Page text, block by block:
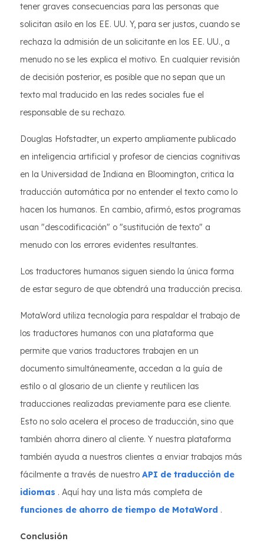
tener graves consecuencias para las personas que
solicitan asilo en los EE. UU. Y, para ser justos, cuando se
rechaza la admisión de un solicitante en los EE. UU., a
menudo no se les explica el motivo. En cualquier revisión
de decisión posterior, es posible que no sepan que un
texto mal traducido en las redes sociales fue el
responsable de su rechazo.
Douglas Hofstadter, un experto ampliamente publicado
en inteligencia artificial y profesor de ciencias cognitivas
en la Universidad de Indiana en Bloomington, critica la
traducción automática por no entender el texto como lo
hacen los humanos. En cambio, afirmó, estos programas
usan "descodificación" o "sustitución de texto" a
menudo con los errores evidentes resultantes.
Los traductores humanos siguen siendo la única forma
de estar seguro de que obtendrá una traducción precisa.
MotaWord utiliza tecnología para respaldar el trabajo de
los traductores humanos con una plataforma que
permite que varios traductores trabajen en un
documento simultáneamente, accedan a la guía de
estilo o al glosario de un cliente y reutilicen las
traducciones realizadas previamente para ese cliente.
Esto no solo acelera el proceso de traducción, sino que
también ahorra dinero al cliente. Y nuestra plataforma
también ayuda a nuestros clientes a enviar trabajos más
fácilmente a través de nuestro API de traducción de
idiomas . Aquí hay una lista más completa de
funciones de ahorro de tiempo de MotaWord .
Conclusión